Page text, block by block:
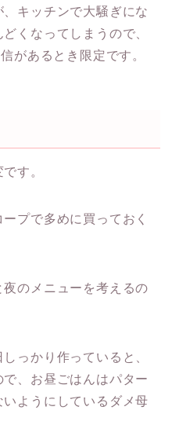
キッチンで大騒ぎにな
くなってしまうので、
があるとき限定です。
す。
プで多めに買っておく
のメニューを考えるの
っかり作っていると、
、お昼ごはんはパター
ようにしているダメ母